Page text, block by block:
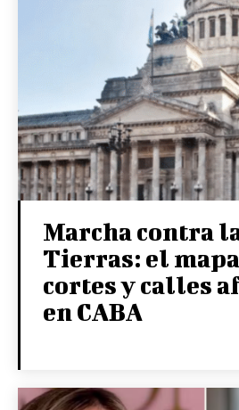
Marcha contra
Tierras: el
cortes y calles
en CABA